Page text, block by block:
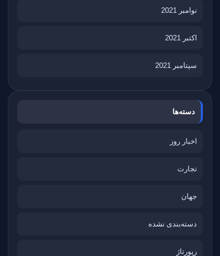
نوامبر 2021
اکتبر 2021
سپتامبر 2021
دسته‌ها
اخبار روز
تجارت
جهان
دسته‌بندی نشده
رپورتاژ